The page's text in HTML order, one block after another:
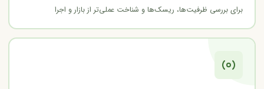
برای بررسی ظرفیت‌ها، ریسک‌ها و شناخت عملی‌تر از بازار و اجرا